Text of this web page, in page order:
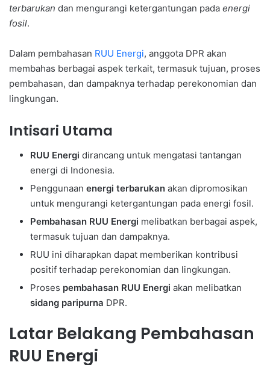
terbarukan dan mengurangi ketergantungan pada energi
fosil.
Dalam pembahasan RUU Energi, anggota DPR akan
membahas berbagai aspek terkait, termasuk tujuan, proses
pembahasan, dan dampaknya terhadap perekonomian dan
lingkungan.
Intisari Utama
RUU Energi dirancang untuk mengatasi tantangan
energi di Indonesia.
Penggunaan energi terbarukan akan dipromosikan
untuk mengurangi ketergantungan pada energi fosil.
Pembahasan RUU Energi melibatkan berbagai aspek,
termasuk tujuan dan dampaknya.
RUU ini diharapkan dapat memberikan kontribusi
positif terhadap perekonomian dan lingkungan.
Proses pembahasan RUU Energi akan melibatkan
sidang paripurna DPR.
Latar Belakang Pembahasan
RUU Energi